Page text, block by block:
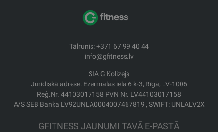
Tālrunis: +371 67 99 40 44
info@gfitness.lv
SIA G Kolizejs
Juridiskā adrese: Ezermalas iela 6 k-3, Rīga, LV-1006
Reģ.Nr. 44103017158 PVN Nr. LV44103017158
A/S SEB Banka LV92UNLA0004007467819 , SWIFT: UNLALV2X
GFITNESS JAUNUMI TAVĀ E-PASTĀ